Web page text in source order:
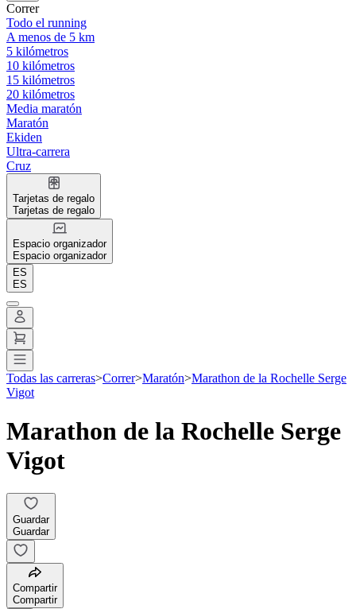
Correr
Todo el running
A menos de 5 km
5 kilómetros
10 kilómetros
15 kilómetros
20 kilómetros
Media maratón
Maratón
Ekiden
Ultra-carrera
Cruz
Tarjetas de regalo
Tarjetas de regalo
Espacio organizador
Espacio organizador
ES
ES
Todas las carreras>Correr>Maratón>Marathon de la Rochelle Serge
Vigot
Marathon de la Rochelle Serge
Vigot
Guardar
Guardar
Compartir
Compartir